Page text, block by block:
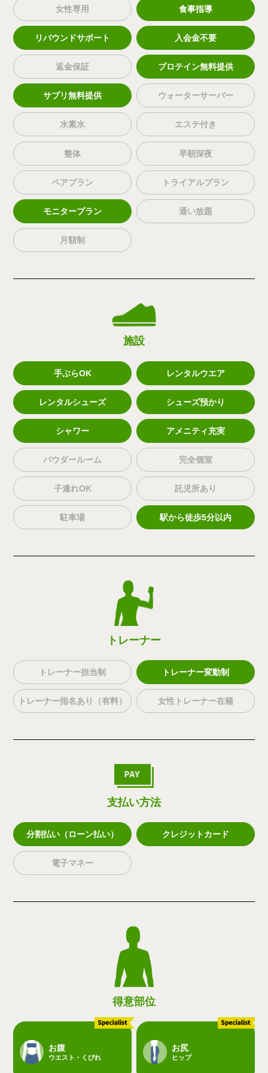
女性専用 食事指導
リバウンドサポート 入会金不要
返金保証 プロテイン無料提供
サプリ無料提供 ウォーターサーバー
水素水 エステ付き
整体 早朝深夜
ペアプラン トライアルプラン
モニタープラン 通い放題
月額制
施設
手ぶらOK レンタルウエア
レンタルシューズ シューズ預かり
シャワー アメニティ充実
パウダールーム 完全個室
子連れOK 託児所あり
駐車場 駅から徒歩5分以内
トレーナー
トレーナー担当制 トレーナー変動制
トレーナー指名あり（有料） 女性トレーナー在籍
支払い方法
分割払い（ローン払い） クレジットカード
電子マネー
得意部位
お腹
ウエスト・くびれ
お尻
ヒップ